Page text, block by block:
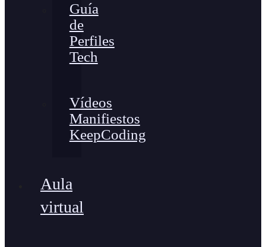
Guía
de
Perfiles
Tech
Vídeos
Manifiestos
KeepCoding
Aula
virtual